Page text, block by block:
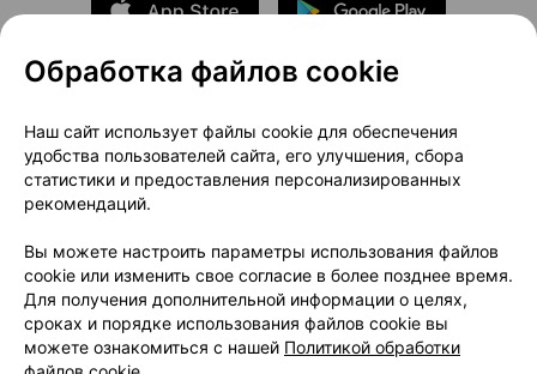
О проекте
Новости проекта
Размещение рекламы
Медицинский маркетинг
Публичный договор
Доставка
Способы оплаты
Вакансии
Партнеры
Написать руководителю 103.by
Написать в поддержку
Персональные настройки Cookie
Обработка файлов cookie
Наш сайт использует файлы cookie для обеспечения
удобства пользователей сайта, его улучшения, сбора
статистики и предоставления персонализированных
рекомендаций.
Вы можете настроить параметры использования файлов
cookie или изменить свое согласие в более позднее время.
Для получения дополнительной информации о целях,
сроках и порядке использования файлов cookie вы
можете ознакомиться с нашей Политикой обработки